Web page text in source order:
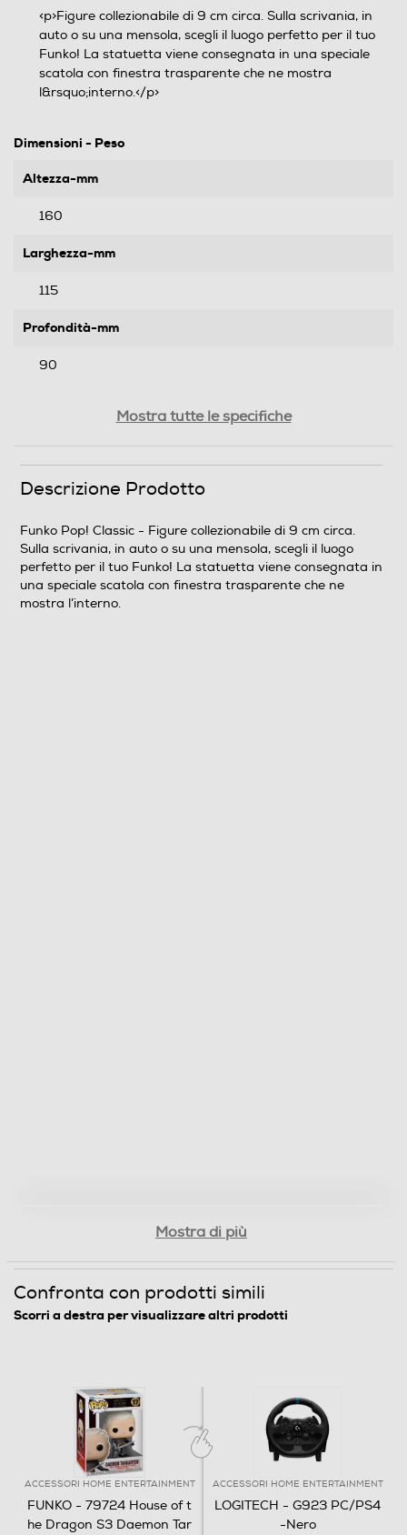
<p>Figure collezionabile di 9 cm circa. Sulla scrivania, in
auto o su una mensola, scegli il luogo perfetto per il tuo
Funko! La statuetta viene consegnata in una speciale
scatola con finestra trasparente che ne mostra
l&rsquo;interno.</p>
Dimensioni - Peso
Altezza-mm
160
Larghezza-mm
115
Profondità-mm
90
Informazioni sulla sicurezza del prodotto
Clicca qui
Mostra tutte le specifiche
Descrizione Prodotto
Funko Pop! Classic - Figure collezionabile di 9 cm circa.
Sulla scrivania, in auto o su una mensola, scegli il luogo
perfetto per il tuo Funko! La statuetta viene consegnata in
una speciale scatola con finestra trasparente che ne
mostra l’interno.
Mostra di più
Confronta con prodotti simili
Scorri a destra per visualizzare altri prodotti
ACCESSORI HOME ENTERTAINMENT
FUNKO - 79724 House of t
he Dragon S3 Daemon Tar
ACCESSORI HOME ENTERTAINMENT
LOGITECH - G923 PC/PS4
-Nero